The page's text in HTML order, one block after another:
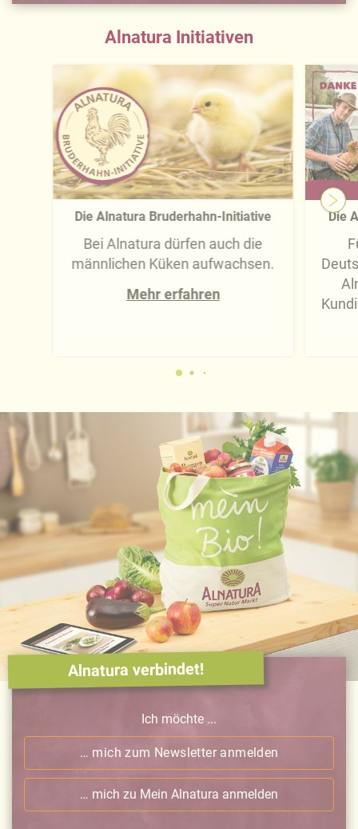
Alnatura Initiativen
Die Alnatura Bruderhahn-Initiative
Bei Alnatura dürfen auch die
männlichen Küken aufwachsen.
Mehr erfahren
Die
Alnatura verbindet!
Ich möchte ...
… mich zum Newsletter anmelden
… mich zu Mein Alnatura anmelden